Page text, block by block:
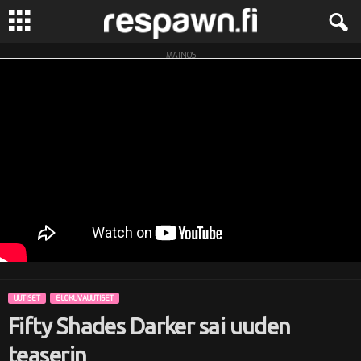
R
w
MAINOS
UUTISET ELOKUVAUUTISET
Fifty Shades Darker sai uuden
teaserin